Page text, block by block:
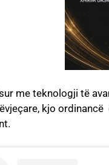
me teknologji të
kjo